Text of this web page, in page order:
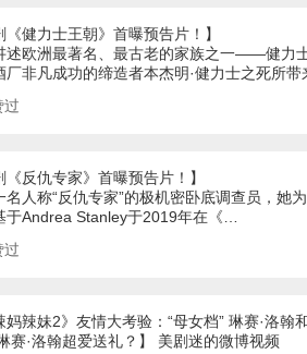
《健力士王朝》首曝预告片！】
述欧洲最著名、最古老的家族之一——健力
厂非凡成功的缔造者本杰明·健力士之死所
过
《反仇专家》首曝预告片！】
名人称“反仇专家”的极机密卧底调查员，她
于Andrea Stanley于2019年在《…
过
妈辣妹2》友情大考验：“母女档” 琳赛·洛
赛·洛翰超爱送礼？】 美剧迷的微博视频